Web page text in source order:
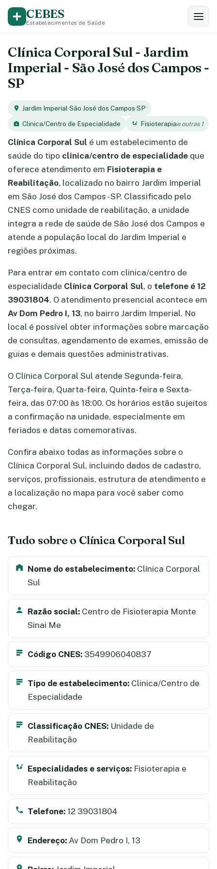
CEBES
Estabelecimentos de Saúde
Clínica Corporal Sul - Jardim
Imperial - São José dos Campos -
SP
Jardim Imperial·São José dos Campos·SP
Clinica/Centro de Especialidade
Fisioterapiae outras 1
Clínica Corporal Sul é um estabelecimento de
saúde do tipo clinica/centro de especialidade que
oferece atendimento em Fisioterapia e
Reabilitação, localizado no bairro Jardim Imperial
em São José dos Campos - SP. Classificado pelo
CNES como unidade de reabilitação, a unidade
integra a rede de saúde de São José dos Campos e
atende a população local do Jardim Imperial e
regiões próximas.
Para entrar em contato com clinica/centro de
especialidade Clínica Corporal Sul, o telefone é 12
39031804. O atendimento presencial acontece em
Av Dom Pedro I, 13, no bairro Jardim Imperial. No
local é possível obter informações sobre marcação
de consultas, agendamento de exames, emissão de
guias e demais questões administrativas.
O Clínica Corporal Sul atende Segunda-feira,
Terça-feira, Quarta-feira, Quinta-feira e Sexta-
feira, das 07:00 às 18:00. Os horários estão sujeitos
a confirmação na unidade, especialmente em
feriados e datas comemorativas.
Confira abaixo todas as informações sobre o
Clínica Corporal Sul, incluindo dados de cadastro,
serviços, profissionais, estrutura de atendimento e
a localização no mapa para você saber como
chegar.
Tudo sobre o Clínica Corporal Sul
Nome do estabelecimento: Clínica Corporal
Sul
Razão social: Centro de Fisioterapia Monte
Sinai Me
Código CNES: 3549906040837
Tipo de estabelecimento: Clinica/Centro de
Especialidade
Classificação CNES: Unidade de
Reabilitação
Especialidades e serviços: Fisioterapia e
Reabilitação
Telefone: 12 39031804
Endereço: Av Dom Pedro I, 13